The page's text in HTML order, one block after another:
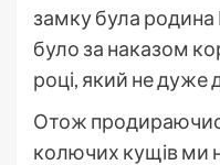
замку була
було за наказом
році, який не дуже
Отож
колючих кущів ми